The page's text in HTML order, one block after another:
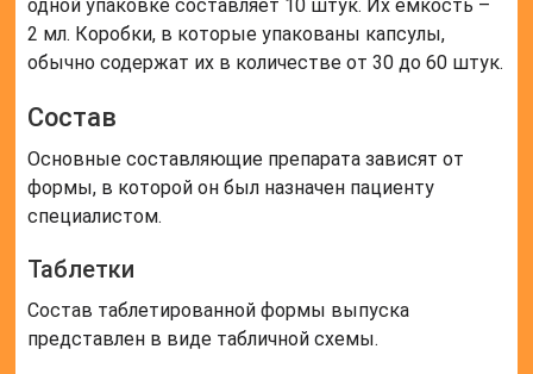
одной упаковке составляет 10 штук. Их емкость –
2 мл. Коробки, в которые упакованы капсулы,
обычно содержат их в количестве от 30 до 60 штук.
Состав
Основные составляющие препарата зависят от
формы, в которой он был назначен пациенту
специалистом.
Таблетки
Состав таблетированной формы выпуска
представлен в виде табличной схемы.